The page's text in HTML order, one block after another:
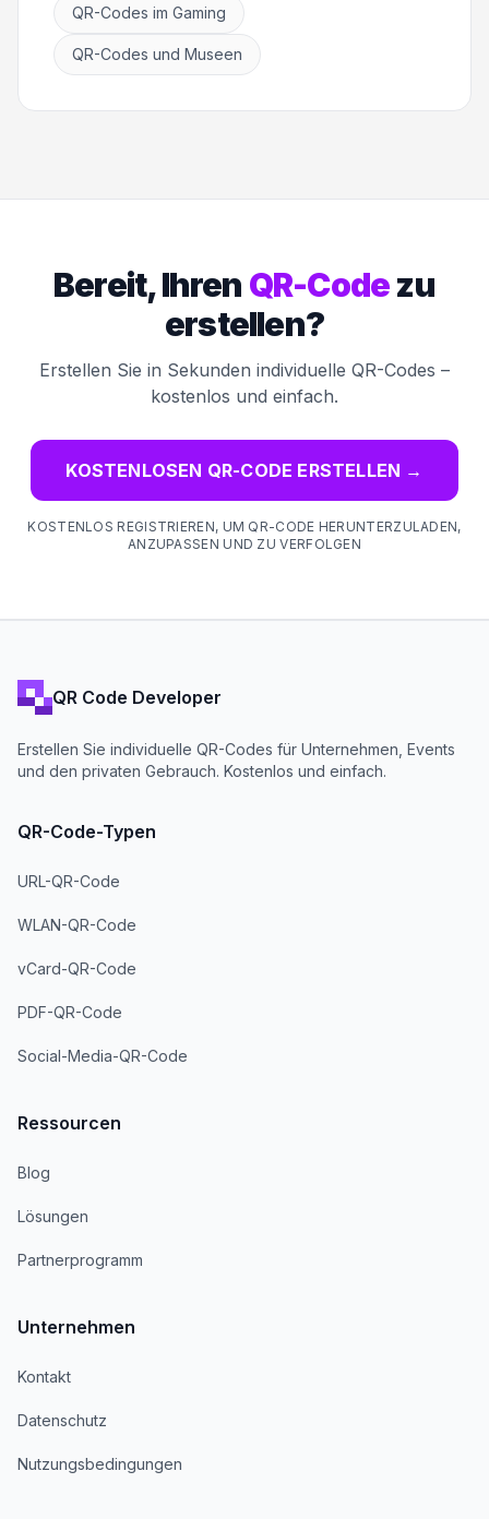
QR-Codes im Gaming
QR-Codes und Museen
Bereit, Ihren QR-Codezu
erstellen?
Erstellen Sie in Sekunden individuelle QR-Codes –
kostenlos und einfach.
KOSTENLOSEN QR-CODE ERSTELLEN →
KOSTENLOS REGISTRIEREN, UM QR-CODE HERUNTERZULADEN,
ANZUPASSEN UND ZU VERFOLGEN
QR Code Developer
Erstellen Sie individuelle QR-Codes für Unternehmen, Events
und den privaten Gebrauch. Kostenlos und einfach.
QR-Code-Typen
URL-QR-Code
WLAN-QR-Code
vCard-QR-Code
PDF-QR-Code
Social-Media-QR-Code
Ressourcen
Blog
Lösungen
Partnerprogramm
Unternehmen
Kontakt
Datenschutz
Nutzungsbedingungen